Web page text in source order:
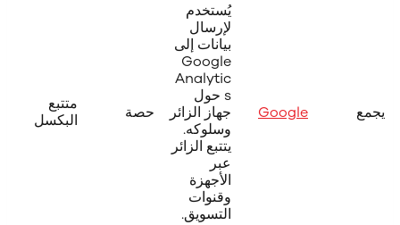
يجمع Google
يُستخدم
لإرسال
بيانات إلى
Google
Analytic
s حول
جهاز الزائر
وسلوكه.
يتتبع الزائر
عبر
الأجهزة
وقنوات
التسويق.
حصة
متتبع
البكسل